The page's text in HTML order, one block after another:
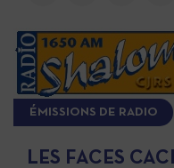
ÉMISSIONS DE RADIO
LES FACES